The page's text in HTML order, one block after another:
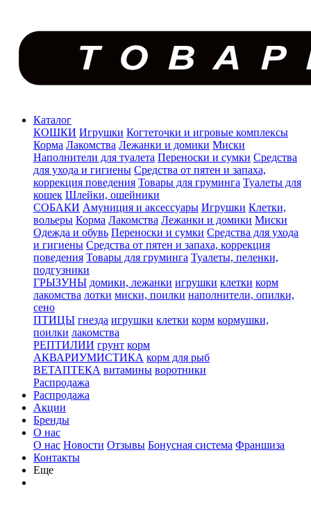
Каталог
КОШКИ Игрушки Когтеточки и игровые комплексы
Корма Лакомства Лежанки и домики Миски
Наполнители для туалета Переноски и сумки Средства
для ухода и гигиены Средства от пятен и запаха,
коррекция поведения Товары для груминга Туалеты для
кошек Шлейки, ошейники
СОБАКИ Амуниция и аксессуары Игрушки Клетки,
вольеры Корма Лакомства Лежанки и домики Миски
Одежда и обувь Переноски и сумки Средства для ухода
и гигиены Средства от пятен и запаха, коррекция
поведения Товары для груминга Туалеты, пеленки,
подгузники
ГРЫЗУНЫ домики, лежанки игрушки клетки корм
лакомства лотки миски, поилки наполнители, опилки,
сено
ПТИЦЫ гнезда игрушки клетки корм кормушки,
поилки лакомства
РЕПТИЛИИ грунт корм
АКВАРИУМИСТИКА корм для рыб
ВЕТАПТЕКА витамины воротники
Распродажа
Распродажа
Акции
Бренды
О нас
О нас Новости Отзывы Бонусная система Франшиза
Контакты
Еще